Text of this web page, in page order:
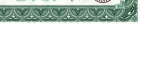
staje się facylitatorem, który
bezpieczeństwo w